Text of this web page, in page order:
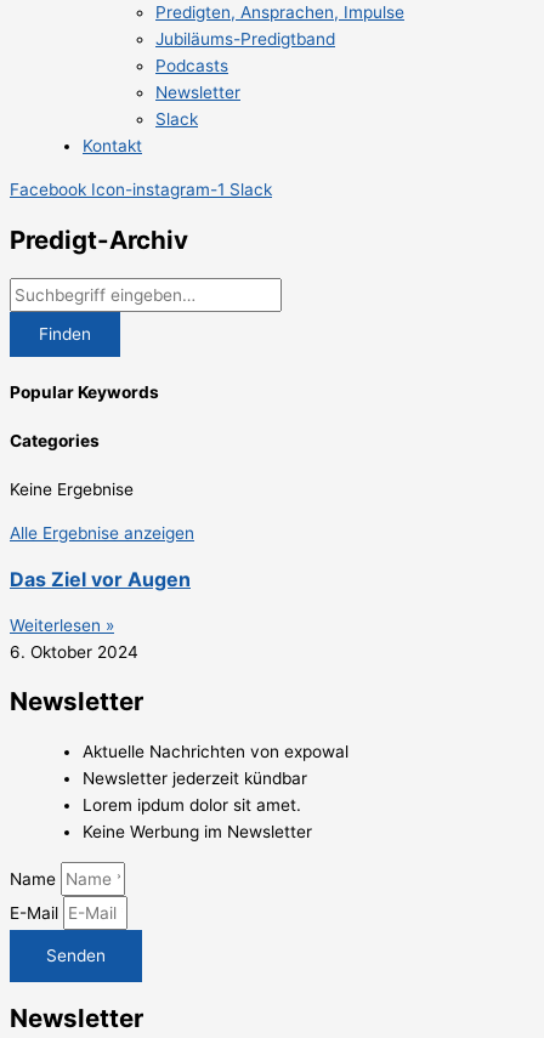
Predigten, Ansprachen, Impulse
Jubiläums-Predigtband
Podcasts
Newsletter
Slack
Kontakt
Facebook Icon-instagram-1 Slack
Predigt-Archiv
Finden
Popular Keywords
Categories
Keine Ergebnise
Alle Ergebnise anzeigen
Das Ziel vor Augen
Weiterlesen »
6. Oktober 2024
Newsletter
Aktuelle Nachrichten von expowal
Newsletter jederzeit kündbar
Lorem ipdum dolor sit amet.
Keine Werbung im Newsletter
Name
E-Mail
Senden
Newsletter